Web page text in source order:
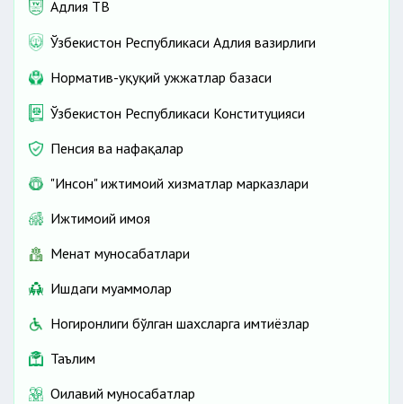
Адлия ТВ
Ўзбекистон Республикаси Адлия вазирлиги
Норматив-ҳуқуқий ҳужжатлар базаси
Ўзбекистон Республикаси Конституцияси
Пенсия ва нафақалар
"Инсон" ижтимоий хизматлар марказлари
Ижтимоий ҳимоя
Меҳнат муносабатлари
Ишдаги муаммолар
Ногиронлиги бўлган шахсларга имтиёзлар
Таълим
Оилавий муносабатлар